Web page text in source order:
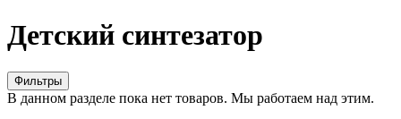
Детский синтезатор
Фильтры
В данном разделе пока нет товаров. Мы работаем над этим.